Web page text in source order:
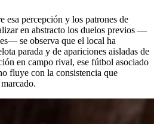
esa percepción y los patrones de
en abstracto los duelos previos —
se observa que el local ha
parada y de apariciones aisladas de
en campo rival, ese fútbol asociado
fluye con la consistencia que